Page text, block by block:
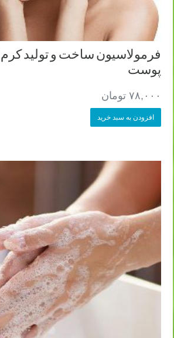
فرمولاسیون ساخت و تولید کرم
پوست
۷۸,۰۰۰ تومان
افزودن به سبد خرید